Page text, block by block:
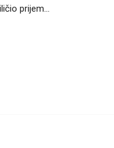
prijem...